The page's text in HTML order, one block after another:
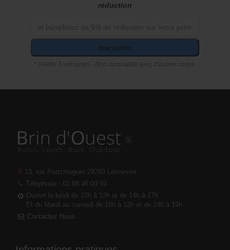
réduction
Inscription
13, rue Portzmoguer 29260 Lesneven
Téléphone : 02 98 46 09 93
Ouvert le lundi de 10h à 12h et de 14h à 17h
Et du Mardi au samedi de 10h à 12h et de 14h à 19h
Contactez Nous